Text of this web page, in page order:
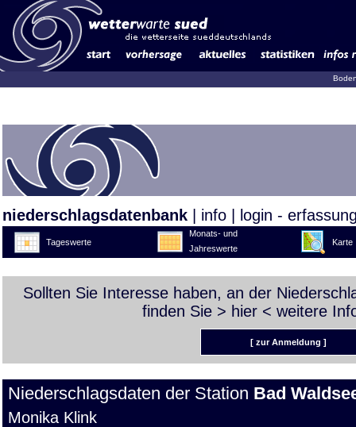
niederschlagsdatenbank info login -
Tageswerte
Monats- und
Jahreswerte
Karte
Sollten Sie Interesse haben, an der
finden Sie > hier < weitere
[ zur Anmeldung ]
Niederschlagsdaten der Station Bad
Monika Klink